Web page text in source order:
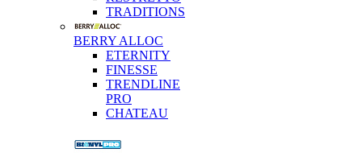
TRADITIONS
BERRY ALLOC
ETERNITY
FINESSE
TRENDLINE
PRO
CHATEAU